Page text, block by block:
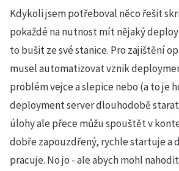
Kdykoli jsem potřeboval něco řešit
pokaždé na nutnost mít nějaký
to bušit ze své stanice. Pro zajištění
musel automatizovat vznik
problém vejce a slepice nebo (a to je
deployment server dlouhodobě
úlohy ale přece můžu spouštět v
dobře zapouzdřený, rychle startuje a
pracuje. No jo - ale abych mohl